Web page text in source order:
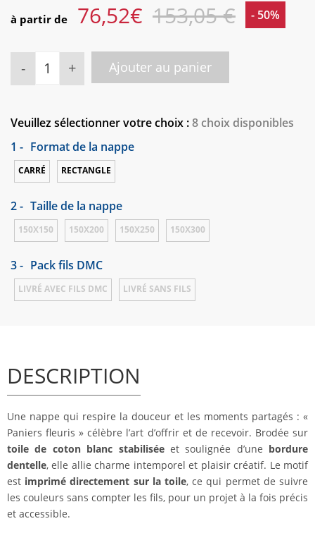
à partir de 76,52€ 153,05 € - 50%
- + Ajouter au panier
Veuillez sélectionner votre choix :8 choix disponibles
1 - Format de la nappe
CARRÉ RECTANGLE
2 - Taille de la nappe
150X150 150X200 150X250 150X300
3 - Pack fils DMC
LIVRÉ AVEC FILS DMC LIVRÉ SANS FILS
DESCRIPTION
Une nappe qui respire la douceur et les moments partagés : «
Paniers fleuris » célèbre l’art d’offrir et de recevoir. Brodée sur
toile de coton blanc stabiliséeet soulignée d’une bordure
dentelle, elle allie charme intemporel et plaisir créatif. Le motif
est imprimé directement sur la toile, ce qui permet de suivre
les couleurs sans compter les fils, pour un projet à la fois précis
et accessible.